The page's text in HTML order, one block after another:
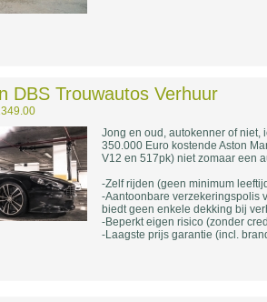
DBS Trouwautos Verhuur
Jong en oud, autokenner of niet,
350.000 Euro kostende Aston
V12 en 517pk) niet zomaar een
-Zelf rijden (geen minimum
-Aantoonbare verzekeringspolis
biedt geen enkele dekking bij
-Beperkt eigen risico (zonder
-Laagste prijs garantie (incl.